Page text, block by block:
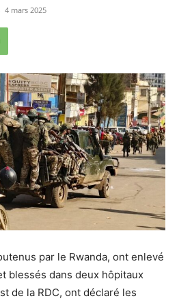
4 mars 2025
par le Rwanda, ont enlevé
blessés dans deux hôpitaux
de la RDC, ont déclaré les